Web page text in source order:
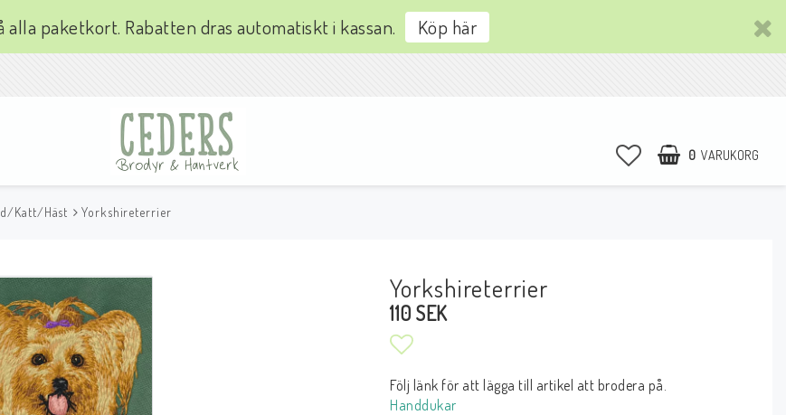
alla paketkort. Rabatten dras automatiskt i kassan. Köp här
0 VARUKORG
Katt/Häst Yorkshireterrier
Yorkshireterrier
110 SEK
Lägg till i favoritlistan
Handdukar